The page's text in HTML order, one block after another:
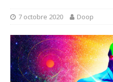
7 octobre 2020 Doop